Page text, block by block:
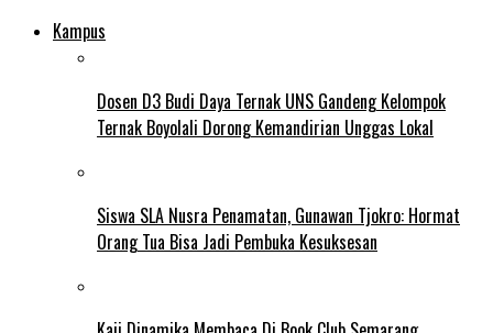
Kampus
Dosen D3 Budi Daya Ternak UNS Gandeng Kelompok
Ternak Boyolali Dorong Kemandirian Unggas Lokal
Siswa SLA Nusra Penamatan, Gunawan Tjokro: Hormat
Orang Tua Bisa Jadi Pembuka Kesuksesan